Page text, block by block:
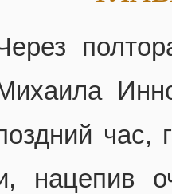
час,
нацепив